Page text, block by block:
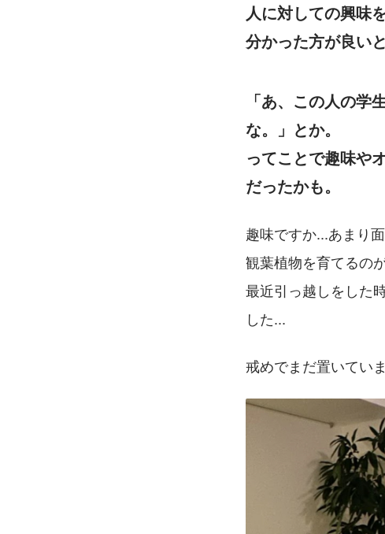
人に対しての興味
分かった方が良い
「あ、この人の
な。」とか。
ってことで趣味や
だったかも。
趣味ですか...あまり
観葉植物を育てるの
最近引っ越しをした
した...
戒めでまだ置いていま